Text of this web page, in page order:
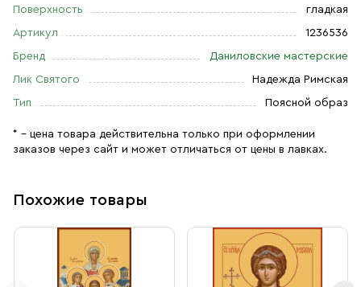
Поверхность гладкая
Артикул 1236536
Бренд Даниловские мастерские
Лик Святого Надежда Римская
Тип Поясной образ
* – цена товара действительна только при оформлении
заказов через сайт и может отличаться от цены в лавках.
Похожие товары